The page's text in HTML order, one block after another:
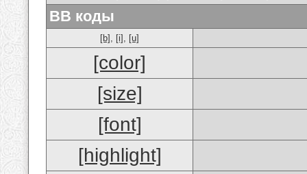
BB коды
[b] , [i] , [u]
[color]
[size]
[font]
[highlight]